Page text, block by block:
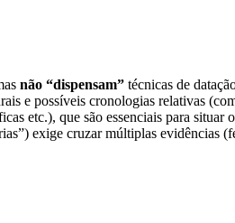
não “dispensam” técnicas de
e possíveis cronologias relativas
etc.), que são essenciais para situar
exige cruzar múltiplas evidências